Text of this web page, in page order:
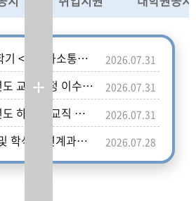
2026.07.31
<성찰과소통을
위한글쓰기> 학과 지정 분반 안내
2026.07.31
교직과정 이수
설명회 참석안내
2026.07.31
하반기 교직 적
안내
2026.07.28
학석사 연계과정
최(8.4)